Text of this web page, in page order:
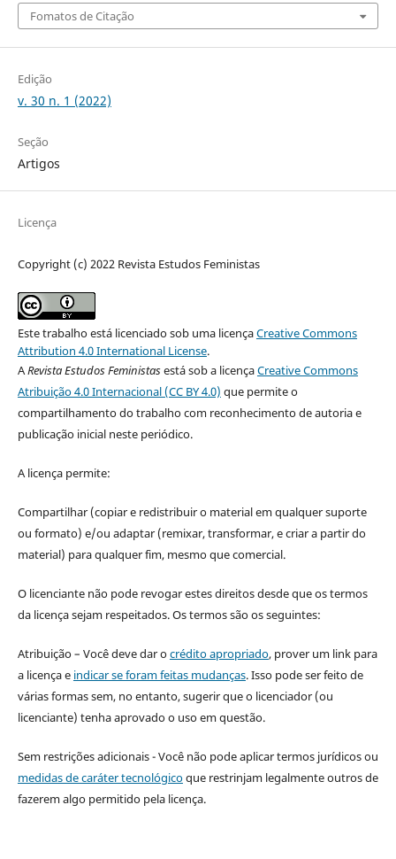
Fomatos de Citação
Edição
v. 30 n. 1 (2022)
Seção
Artigos
Licença
Copyright (c) 2022 Revista Estudos Feministas
Este trabalho está licenciado sob uma licençaCreative Commons
Attribution 4.0 International License.
ARevista Estudos Feministasestá sob a licençaCreative Commons
Atribuição 4.0 Internacional (CC BY 4.0) que permite o
compartilhamento do trabalho com reconhecimento de autoria e
publicação inicial neste periódico.
A licença permite:
Compartilhar (copiar e redistribuir o material em qualquer suporte
ou formato) e/ou adaptar (remixar, transformar, e criar a partir do
material) para qualquer fim, mesmo que comercial.
O licenciante não pode revogar estes direitos desde que os termos
da licença sejam respeitados. Os termos são os seguintes:
Atribuição – Você deve dar ocrédito apropriado, prover um link para
a licença e indicar se foram feitas mudanças. Isso pode ser feito de
várias formas sem, no entanto, sugerir que o licenciador (ou
licenciante) tenha aprovado o uso em questão.
Sem restrições adicionais - Você não pode aplicar termos jurídicos ou
medidas de caráter tecnológicoque restrinjam legalmente outros de
fazerem algo permitido pela licença.